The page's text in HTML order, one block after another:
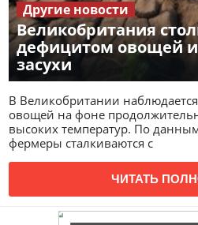
Великобритания
дефицитом овощей
засухи
Другие новости
В Великобритании
овощей на фоне
высоких температур. По
фермеры сталкиваются с
ЧИТАТЬ